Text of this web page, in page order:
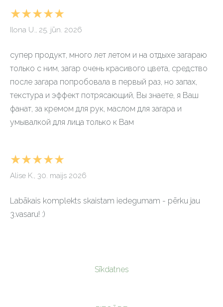
★★★★★
Ilona U., 25. jūn. 2026
супер продукт, много лет летом и на отдыхе загараю
только с ним, загар очень красивого цвета, средство
после загара попробовала в первый раз, но запах,
текстура и эффект потрясающий, Вы знаете, я Ваш
фанат, за кремом для рук, маслом для загара и
умывалкой для лица только к Вам
★★★★★
Alise K., 30. maijs 2026
Labākais komplekts skaistam iedegumam - pērku jau
3.vasaru! :)
Sīkdatnes